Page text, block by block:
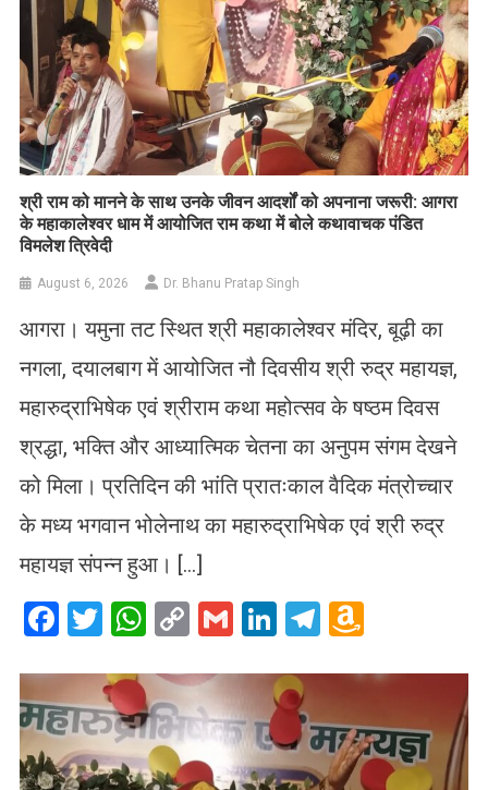
​श्री राम को मानने के साथ उनके जीवन आदर्शों को अपनाना जरूरी: आगरा
के महाकालेश्वर धाम में आयोजित राम कथा में बोले कथावाचक पंडित
विमलेश त्रिवेदी
August 6, 2026 Dr. Bhanu Pratap Singh
आगरा। यमुना तट स्थित श्री महाकालेश्वर मंदिर, बूढ़ी का
नगला, दयालबाग में आयोजित नौ दिवसीय श्री रुद्र महायज्ञ,
महारुद्राभिषेक एवं श्रीराम कथा महोत्सव के षष्ठम दिवस
श्रद्धा, भक्ति और आध्यात्मिक चेतना का अनुपम संगम देखने
को मिला। प्रतिदिन की भांति प्रातःकाल वैदिक मंत्रोच्चार
के मध्य भगवान भोलेनाथ का महारुद्राभिषेक एवं श्री रुद्र
महायज्ञ संपन्न हुआ। […]
Facebook
Twitter
WhatsApp
CopyGmailLinkedIn
Telegram
List